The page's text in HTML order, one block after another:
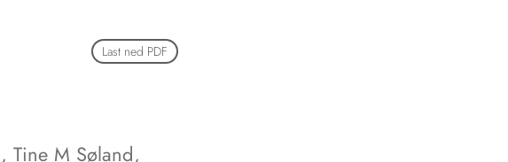
Last ned PDF
, Tine M Søland,